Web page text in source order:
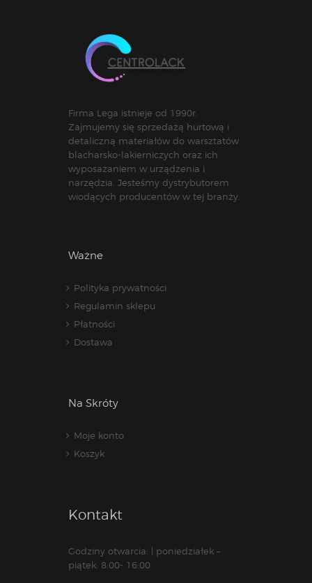
Firma Lega istnieje od 1990r.
Zajmujemy się sprzedażą hurtową i
detaliczną materiałów do warsztatów
blacharsko-lakierniczych oraz ich
wyposażaniem w urządzenia i
narzędzia. Jesteśmy dystrybutorem
wiodących producentów w tej branży.
Ważne
Polityka prywatności
Regulamin sklepu
Płatności
Dostawa
Na Skróty
Moje konto
Koszyk
Kontakt
Godziny otwarcia: | poniedziałek –
piątek: 8:00- 16:00